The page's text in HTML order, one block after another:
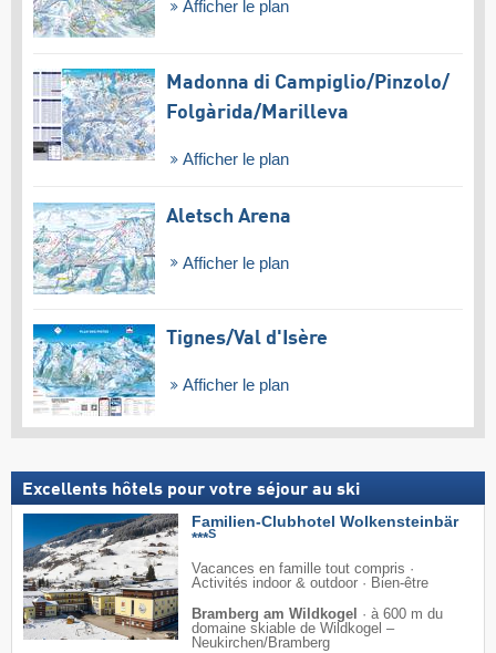
Afficher le plan
Madonna di Campiglio/​Pinzolo/​
Folgàrida/​Marilleva
Afficher le plan
Aletsch Arena
Afficher le plan
Tignes/​Val d'Isère
Afficher le plan
Excellents hôtels pour votre séjour au ski
Familien-Clubhotel Wolkensteinbär
***S
Vacances en famille tout compris ·
Activités indoor & outdoor · Bien-être
Bramberg am Wildkogel
· à 600 m du
domaine skiable de Wildkogel –
Neukirchen/​Bramberg